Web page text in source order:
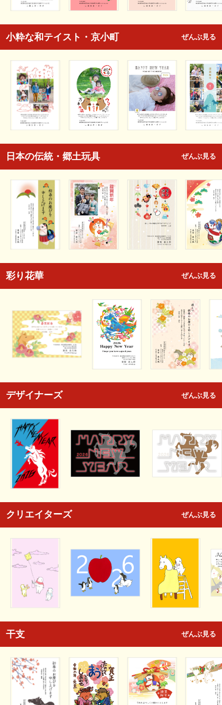
小粋な和テイスト・京小町 ぜんぶ見る
日本の伝統・郷土玩具 ぜんぶ見る
彩り花華 ぜんぶ見る
デザイナーズ ぜんぶ見る
クリエイターズ ぜんぶ見る
干支 ぜんぶ見る